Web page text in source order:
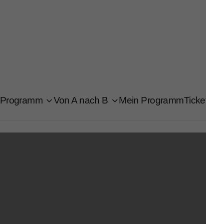
Programm Von A nach B Mein Programm